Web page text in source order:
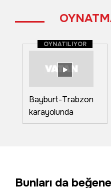
OYNATILIYOR
Bayburt-Trabzon
karayolunda
ulaşıma sel engel
Bunları da